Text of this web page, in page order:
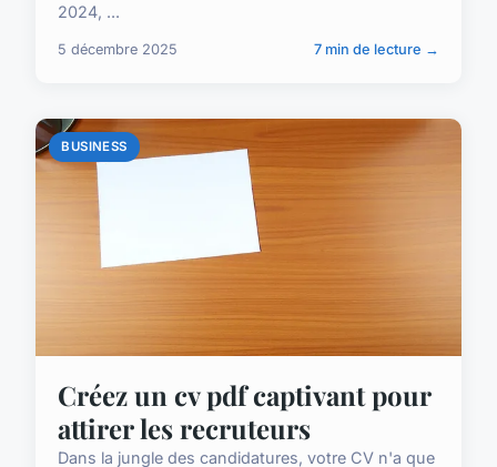
2024, ...
5 décembre 2025 7 min de lecture →
BUSINESS
Créez un cv pdf captivant pour
attirer les recruteurs
Dans la jungle des candidatures, votre CV n'a que